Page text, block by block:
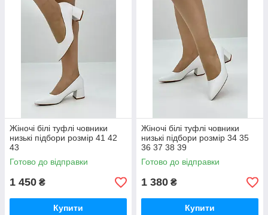
Жіночі білі туфлі човники
низькі підбори розмір 41 42
43
Готово до відправки
1 450 ₴
Купити
Жіночі білі туфлі човники
низькі підбори розмір 34 35
36 37 38 39
Готово до відправки
1 380 ₴
Купити